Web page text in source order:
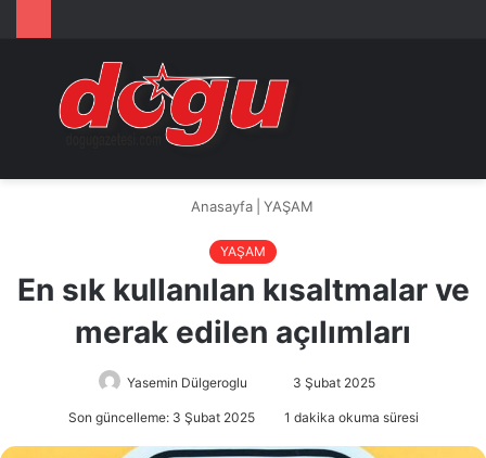
Arama
...
Anasayfa YAŞAM
YAŞAM
En sık kullanılan kısaltmalar ve
merak edilen açılımları
Yasemin Dülgeroglu 3 Şubat 2025
Son güncelleme: 3 Şubat 2025 1 dakika okuma süresi